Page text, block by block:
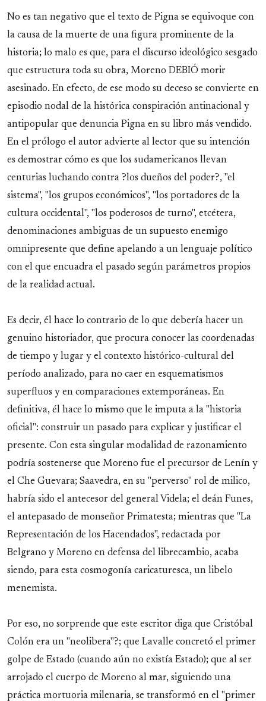
No es tan negativo que el texto de Pigna se equivoque con
la causa de la muerte de una figura prominente de la
historia; lo malo es que, para el discurso ideológico sesgado
que estructura toda su obra, Moreno DEBIÓ morir
asesinado. En efecto, de ese modo su deceso se convierte en
episodio nodal de la histórica conspiración antinacional y
antipopular que denuncia Pigna en su libro más vendido.
En el prólogo el autor advierte al lector que su intención
es demostrar cómo es que los sudamericanos llevan
centurias luchando contra ?los dueños del poder?, "el
sistema", "los grupos económicos", "los portadores de la
cultura occidental", "los poderosos de turno", etcétera,
denominaciones ambiguas de un supuesto enemigo
omnipresente que define apelando a un lenguaje político
con el que encuadra el pasado según parámetros propios
de la realidad actual.
Es decir, él hace lo contrario de lo que debería hacer un
genuino historiador, que procura conocer las coordenadas
de tiempo y lugar y el contexto histórico-cultural del
período analizado, para no caer en esquematismos
superfluos y en comparaciones extemporáneas. En
definitiva, él hace lo mismo que le imputa a la "historia
oficial": construir un pasado para explicar y justificar el
presente. Con esta singular modalidad de razonamiento
podría sostenerse que Moreno fue el precursor de Lenín y
el Che Guevara; Saavedra, en su "perverso" rol de milico,
habría sido el antecesor del general Videla; el deán Funes,
el antepasado de monseñor Primatesta; mientras que "La
Representación de los Hacendados", redactada por
Belgrano y Moreno en defensa del librecambio, acaba
siendo, para esta cosmogonía caricaturesca, un libelo
menemista.
Por eso, no sorprende que este escritor diga que Cristóbal
Colón era un "neolibera"?; que Lavalle concretó el primer
golpe de Estado (cuando aún no existía Estado); que al ser
arrojado el cuerpo de Moreno al mar, siguiendo una
práctica mortuoria milenaria, se transformó en el "primer